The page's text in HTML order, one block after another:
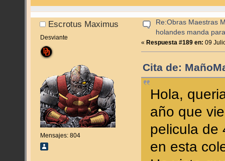
Escrotus Maximus
Desviante
Mensajes: 804
Re:Obras Maestras
holandes manda
« Respuesta #189 en: 09
Cita de:
Hola,
año que
pelicula de
en esta